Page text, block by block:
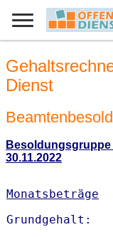
Dienst
Besoldungsgruppe
30.11.2022
Monatsbeträge